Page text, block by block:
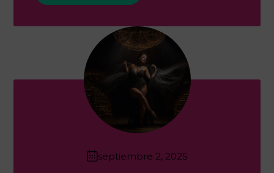
septiembre 2, 2025